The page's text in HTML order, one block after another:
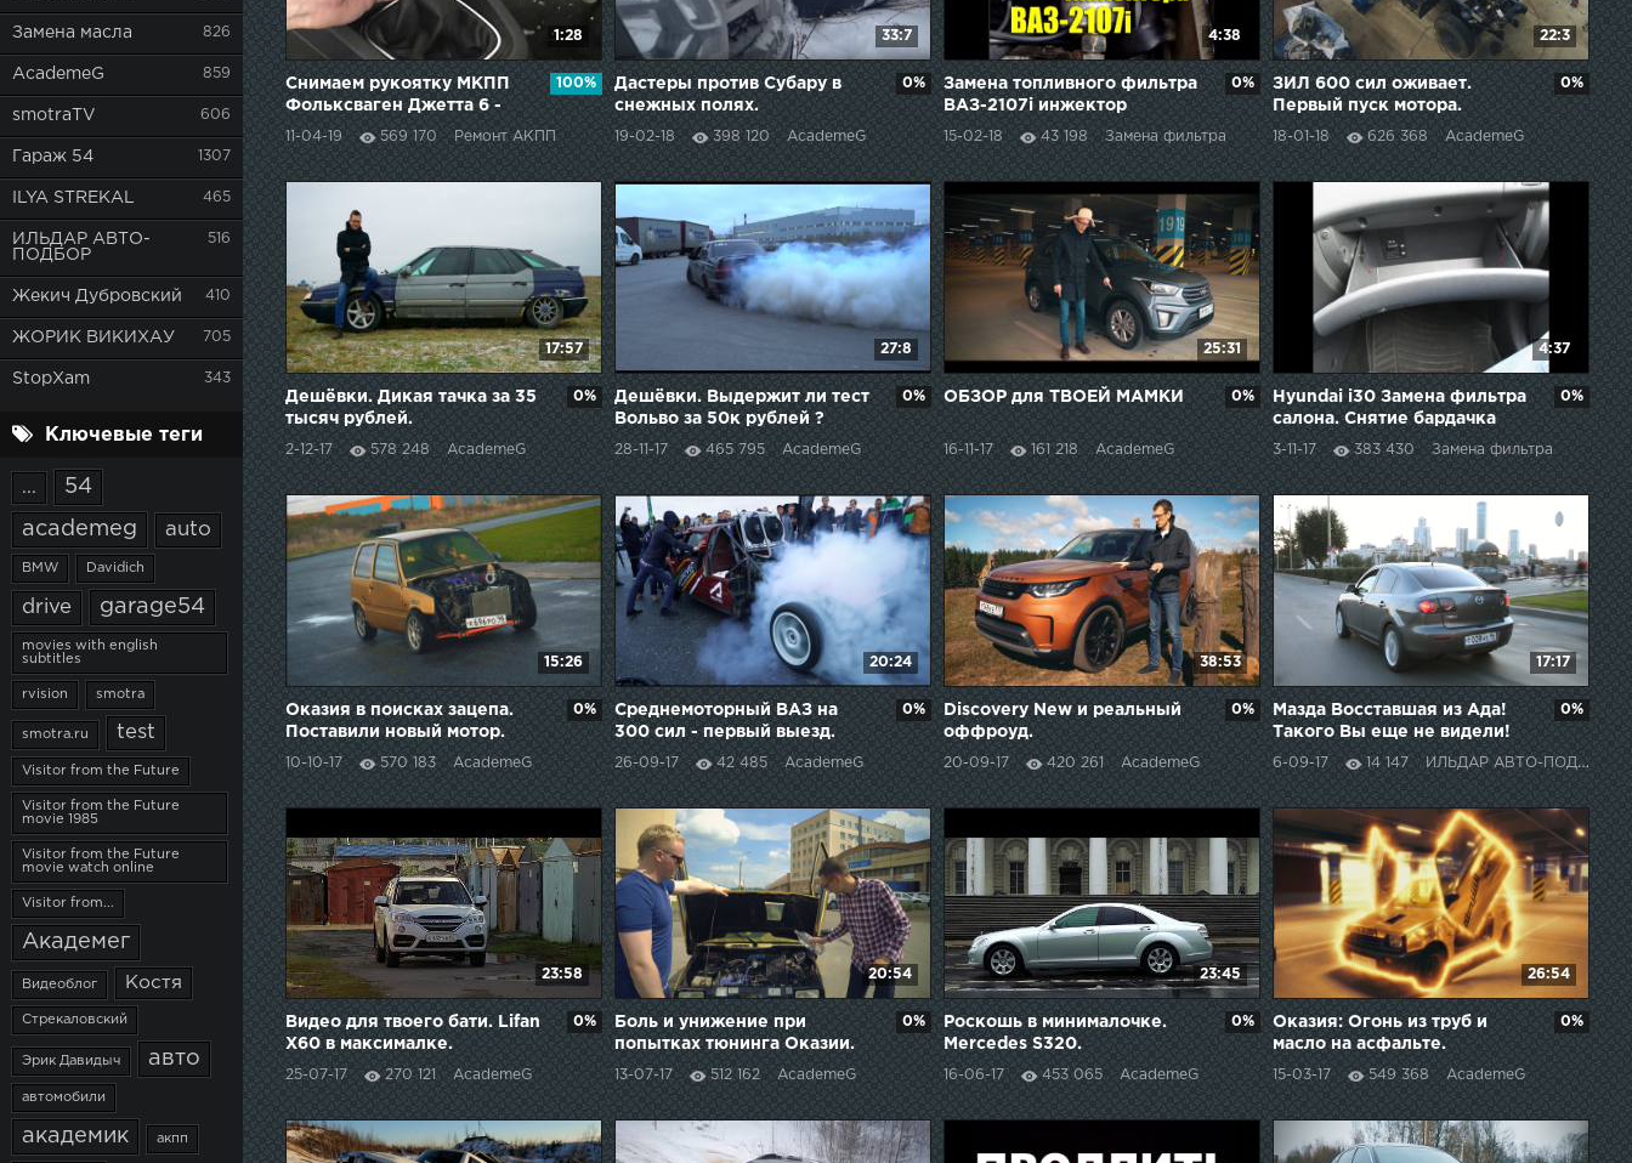
Замена масла 826
AcademeG 859
smotraTV 606
Гараж 54 1307
ILYA STREKAL 465
ИЛЬДАР АВТО-
ПОДБОР
516
Жекич Дубровский 410
ЖОРИК ВИКИХАУ 705
StopXam 343
Ключевые теги
... 54
academeg auto
BMW Davidich
drive garage54
movies with english
subtitles
rvision smotra
smotra.ru test
Visitor from the Future
Visitor from the Future
movie 1985
Visitor from the Future
movie watch online
Visitor from...
Академег
Видеоблог Костя
Стрекаловский
Эрик Давидыч авто
автомобили
академик акпп
1:28
Снимаем рукоятку МКПП
Фольксваген Джетта 6 -
removing the manual
transmission handle VW
Jetta 6
11-04-19 569 170 Ремонт АКПП
100%
33:7
Дастеры против Субару в
снежных полях.
19-02-18 398 120 AcademeG
0%
4:38
Замена топливного фильтра
ВАЗ-2107i инжектор
15-02-18 43 198 Замена фильтра
0%
22:3
ЗИЛ 600 сил оживает.
Первый пуск мотора.
18-01-18 626 368 AcademeG
0%
17:57
Дешёвки. Дикая тачка за 35
тысяч рублей.
2-12-17 578 248 AcademeG
0%
27:8
Дешёвки. Выдержит ли тест
Вольво за 50к рублей ?
28-11-17 465 795 AcademeG
0%
25:31
ОБЗОР для ТВОЕЙ МАМКИ
16-11-17 161 218 AcademeG
0%
4:37
Hyundai i30 Замена фильтра
салона. Снятие бардачка
3-11-17 383 430 Замена фильтра
0%
15:26
Оказия в поисках зацепа.
Поставили новый мотор.
10-10-17 570 183 AcademeG
0%
20:24
Среднемоторный ВАЗ на
300 сил - первый выезд.
26-09-17 42 485 AcademeG
0%
38:53
Discovery New и реальный
оффроуд.
20-09-17 420 261 AcademeG
0%
17:17
Мазда Восставшая из Ада!
Такого Вы еще не видели!
6-09-17 14 147 ИЛЬДАР АВТО-ПОДБОР
0%
23:58
Видео для твоего бати. Lifan
X60 в максималке.
25-07-17 270 121 AcademeG
0%
20:54
Боль и унижение при
попытках тюнинга Оказии.
13-07-17 512 162 AcademeG
0%
23:45
Роскошь в минималочке.
Mercedes S320.
16-06-17 453 065 AcademeG
0%
26:54
Оказия: Огонь из труб и
масло на асфальте.
15-03-17 549 368 AcademeG
0%